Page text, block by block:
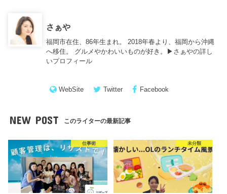
さぁや
福岡市在住、86年生まれ。 2018年春より、福岡から沖縄
へ移住。 グルメやかわいいものが好き。▶︎ さぁやの詳し
いプロフィール
WebSite Twitter Facebook
NEW POST このライターの最新記事
仕事術 未分類